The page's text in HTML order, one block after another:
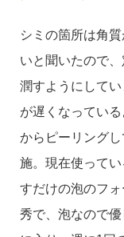
シミの箇所は角
いと聞いたので
潤すようにして
が遅くなってい
からピーリング
施。現在使って
すだけの泡のフ
秀で、泡なので